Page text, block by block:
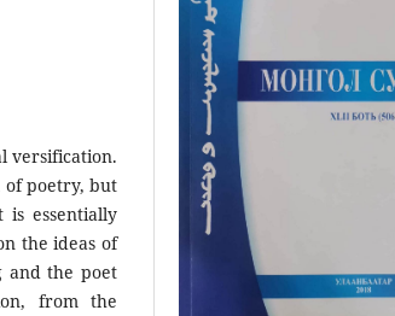
versification.
of poetry, but
essentially
the ideas of
and the poet
from the